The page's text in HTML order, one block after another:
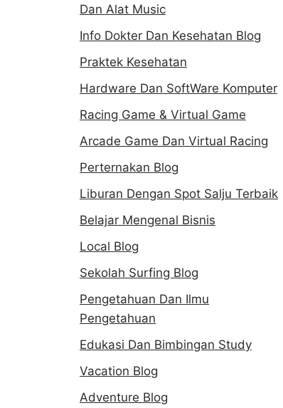
Dan Alat Music
Info Dokter Dan Kesehatan Blog
Praktek Kesehatan
Hardware Dan SoftWare Komputer
Racing Game & Virtual Game
Arcade Game Dan Virtual Racing
Perternakan Blog
Liburan Dengan Spot Salju Terbaik
Belajar Mengenal Bisnis
Local Blog
Sekolah Surfing Blog
Pengetahuan Dan Ilmu
Pengetahuan
Edukasi Dan Bimbingan Study
Vacation Blog
Adventure Blog